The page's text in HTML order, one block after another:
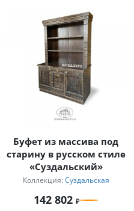
Буфет из массива под
старину в русском стиле
«Суздальский»
Коллекция: Суздальская
142 802